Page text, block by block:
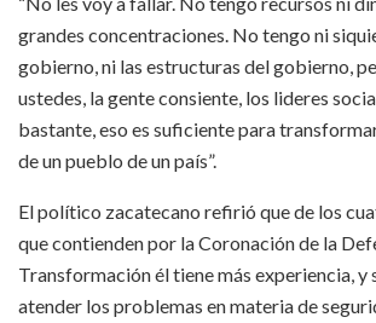
grandes concentraciones. No tengo ni
gobierno, ni las estructuras del gobierno,
ustedes, la gente consiente, los lideres
bastante, eso es suficiente para
de un pueblo de un país”.
El político zacatecano refirió que de los
que contienden por la Coronación de la
Transformación él tiene más experiencia, y
atender los problemas en materia de